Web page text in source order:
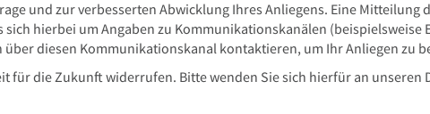
und zur verbesserten Abwicklung Ihres Anliegens. Eine Mitteilung
hierbei um Angaben zu Kommunikationskanälen (beispielsweise
über diesen Kommunikationskanal kontaktieren, um Ihr Anliegen zu
für die Zukunft widerrufen. Bitte wenden Sie sich hierfür an unseren